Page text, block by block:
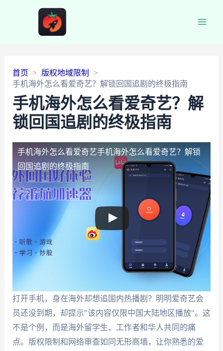
首页
版权地域限制
手机海外怎么看爱奇艺？解锁回国追剧的终极指南
手机海外怎么看爱奇艺？解
锁回国追剧的终极指南
手机海外怎么看爱奇艺手机海外怎么看爱奇艺？解锁
回国追剧的终极指南
打开手机，身在海外却想追国内热播剧？明明爱奇艺会
员还没到期，却提示"该内容仅限中国大陆地区播放"。这
不是个例，而是海外留学生、工作者和华人共同的痛
点。版权限制和网络审查如同无形高墙，让你熟悉的爱